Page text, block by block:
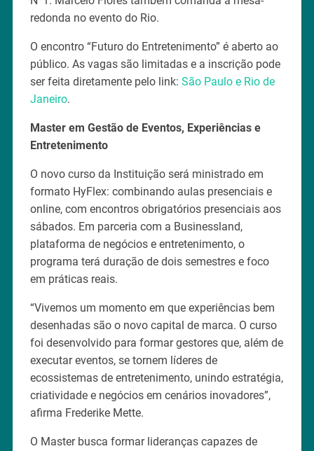
redonda no evento do Rio.
O encontro “Futuro do Entretenimento” é aberto ao
público. As vagas são limitadas e a inscrição pode
ser feita diretamente pelo link: São Paulo e Rio de
Janeiro.
Master em Gestão de Eventos, Experiências e
Entretenimento
O novo curso da Instituição será ministrado em
formato HyFlex: combinando aulas presenciais e
online, com encontros obrigatórios presenciais aos
sábados. Em parceria com a Businessland,
plataforma de negócios e entretenimento, o
programa terá duração de dois semestres e foco
em práticas reais.
“Vivemos um momento em que experiências bem
desenhadas são o novo capital de marca. O curso
foi desenvolvido para formar gestores que, além de
executar eventos, se tornem líderes de
ecossistemas de entretenimento, unindo estratégia,
criatividade e negócios em cenários inovadores”,
afirma Frederike Mette.
O Master busca formar lideranças capazes de